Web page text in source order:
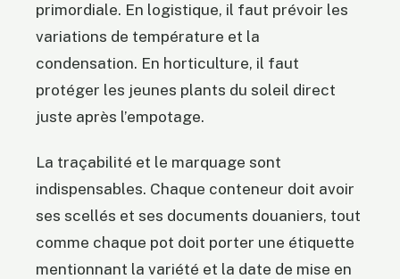
primordiale. En logistique, il faut prévoir les
variations de température et la
condensation. En horticulture, il faut
protéger les jeunes plants du soleil direct
juste après l’empotage.
La traçabilité et le marquage sont
indispensables. Chaque conteneur doit avoir
ses scellés et ses documents douaniers, tout
comme chaque pot doit porter une étiquette
mentionnant la variété et la date de mise en